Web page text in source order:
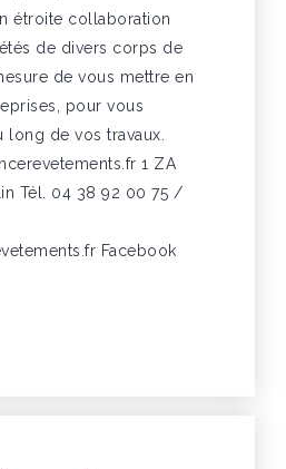
étroite collaboration
de divers corps de
de vous mettre en
pour vous
de vos travaux.
1 ZA
Tél. 04 38 92 00 75 /
Facebook